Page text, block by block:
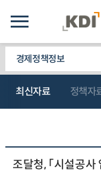
경제정책정보
최신자료 정책자
조달청, 「시설공